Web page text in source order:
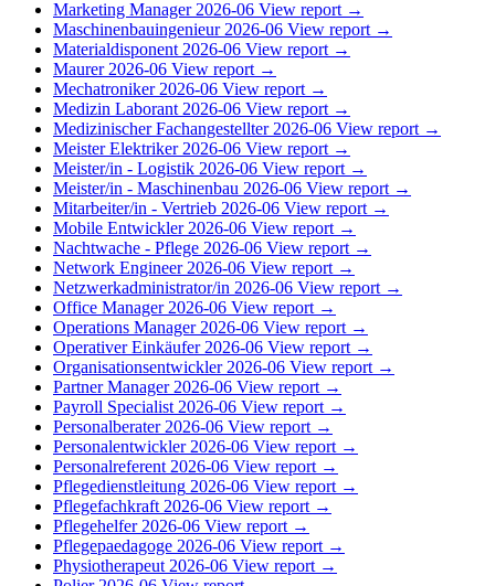
Marketing Manager 2026-06 View report →
Maschinenbauingenieur 2026-06 View report →
Materialdisponent 2026-06 View report →
Maurer 2026-06 View report →
Mechatroniker 2026-06 View report →
Medizin Laborant 2026-06 View report →
Medizinischer Fachangestellter 2026-06 View report →
Meister Elektriker 2026-06 View report →
Meister/in - Logistik 2026-06 View report →
Meister/in - Maschinenbau 2026-06 View report →
Mitarbeiter/in - Vertrieb 2026-06 View report →
Mobile Entwickler 2026-06 View report →
Nachtwache - Pflege 2026-06 View report →
Network Engineer 2026-06 View report →
Netzwerkadministrator/in 2026-06 View report →
Office Manager 2026-06 View report →
Operations Manager 2026-06 View report →
Operativer Einkäufer 2026-06 View report →
Organisationsentwickler 2026-06 View report →
Partner Manager 2026-06 View report →
Payroll Specialist 2026-06 View report →
Personalberater 2026-06 View report →
Personalentwickler 2026-06 View report →
Personalreferent 2026-06 View report →
Pflegedienstleitung 2026-06 View report →
Pflegefachkraft 2026-06 View report →
Pflegehelfer 2026-06 View report →
Pflegepaedagoge 2026-06 View report →
Physiotherapeut 2026-06 View report →